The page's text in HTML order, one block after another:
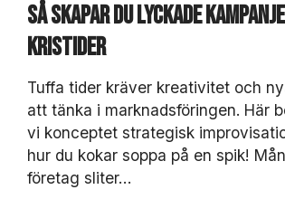
Så skapar du lyckade
kristider
Tuffa tider kräver kreativitet och
att tänka i marknadsföringen. Här
vi konceptet strategisk
hur du kokar soppa på en spik!
företag sliter…